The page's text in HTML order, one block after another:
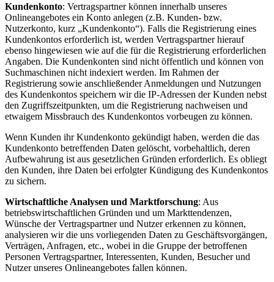
Kundenkonto: Vertragspartner können innerhalb unseres
Onlineangebotes ein Konto anlegen (z.B. Kunden- bzw.
Nutzerkonto, kurz „Kundenkonto“). Falls die Registrierung eines
Kundenkontos erforderlich ist, werden Vertragspartner hierauf
ebenso hingewiesen wie auf die für die Registrierung erforderlichen
Angaben. Die Kundenkonten sind nicht öffentlich und können von
Suchmaschinen nicht indexiert werden. Im Rahmen der
Registrierung sowie anschließender Anmeldungen und Nutzungen
des Kundenkontos speichern wir die IP-Adressen der Kunden nebst
den Zugriffszeitpunkten, um die Registrierung nachweisen und
etwaigem Missbrauch des Kundenkontos vorbeugen zu können.
Wenn Kunden ihr Kundenkonto gekündigt haben, werden die das
Kundenkonto betreffenden Daten gelöscht, vorbehaltlich, deren
Aufbewahrung ist aus gesetzlichen Gründen erforderlich. Es obliegt
den Kunden, ihre Daten bei erfolgter Kündigung des Kundenkontos
zu sichern.
Wirtschaftliche Analysen und Marktforschung: Aus
betriebswirtschaftlichen Gründen und um Markttendenzen,
Wünsche der Vertragspartner und Nutzer erkennen zu können,
analysieren wir die uns vorliegenden Daten zu Geschäftsvorgängen,
Verträgen, Anfragen, etc., wobei in die Gruppe der betroffenen
Personen Vertragspartner, Interessenten, Kunden, Besucher und
Nutzer unseres Onlineangebotes fallen können.